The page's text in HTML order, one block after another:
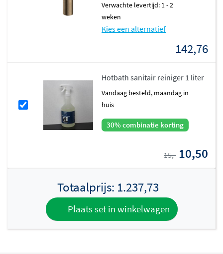
Verwachte levertijd: 1 - 2
weken
Kies een alternatief
142,76
Hotbath sanitair reiniger 1 liter
vandaag besteld, maandag in
huis
30% combinatie korting
15,- 10,50
Totaalprijs: 1.237,73
Plaats set in winkelwagen